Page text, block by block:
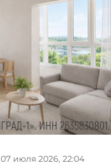
07 июля 2026, 22:04